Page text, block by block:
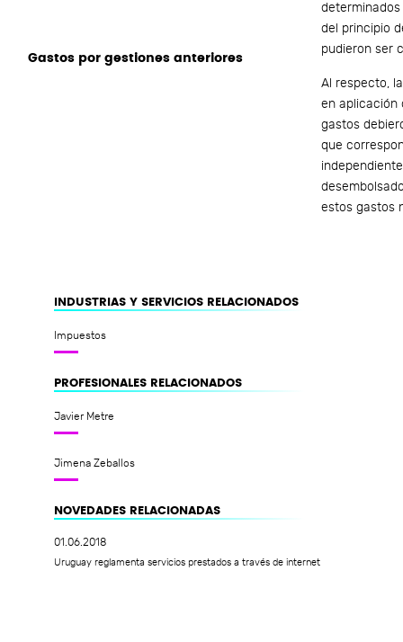
Gastos por gestiones anteriores
determinados
del principio
pudieron ser
Al respecto,
en aplicación
gastos
que
estos gastos
INDUSTRIAS Y SERVICIOS RELACIONADOS
Impuestos
PROFESIONALES RELACIONADOS
Javier Metre
Jimena Zeballos
NOVEDADES RELACIONADAS
01.06.2018
Uruguay reglamenta servicios prestados a través de internet